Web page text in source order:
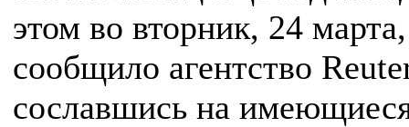
этом во вторник, 24 марта,
сообщило агентство
сославшись на